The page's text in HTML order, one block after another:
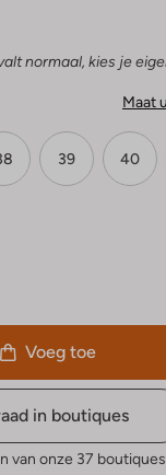
normaal, kies je
Maat
39 40
Voeg toe
in boutiques
van onze 37 boutiques